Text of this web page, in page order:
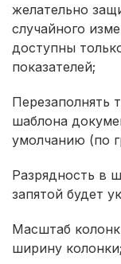
желательно
случайного
доступны
показателей;
Перезаполнять
шаблона
умолчанию (по
Разрядность в
запятой будет
Масштаб
ширину колонки;